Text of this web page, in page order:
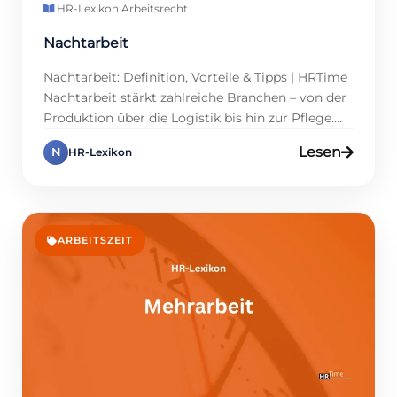
HR-Lexikon·Arbeitsrecht
Nachtarbeit
Nachtarbeit: Definition, Vorteile & Tipps | HRTime
Nachtarbeit stärkt zahlreiche Branchen – von der
Produktion über die Logistik bis hin zur Pflege.
Unternehmen können dadurch einen
durchgehenden Betrieb sicherstellen, während
gestalten, damit alle Beteiligten davon
profitieren? Dieser Lexikon-Eintrag gibt HR-Profis
und Führungskräften alle wichtigen
N HR-Lexikon Lesen
ARBEITSZEIT